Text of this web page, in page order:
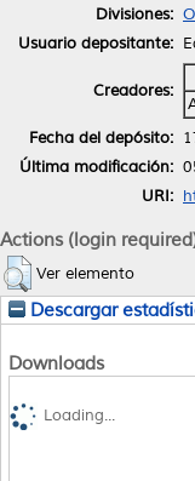
Divisiones:
Usuario depositante:
Creadores:
Fecha del depósito:
Última modificación:
URI:
Actions (login
Ver elemento
Descargar
Downloads
Loading...